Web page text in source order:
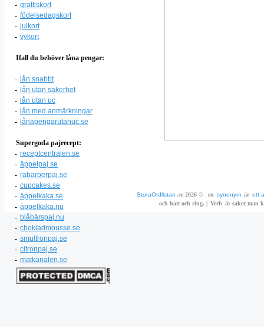
- grattiskort
- födelsedagskort
- julkort
- vykort
Ifall du behöver låna pengar:
- lån snabbt
- lån utan säkerhet
- lån utan uc
- lån med anmärkningar
- lånapengarutanuc.se
Supergoda pajrecept:
- receptcentralen.se
- äppelpaj.se
- rabarberpaj.se
- cupcakes.se
- äppelkaka.se
- äppelkaka.nu
- blåbärspaj.nu
- chokladmousse.se
- smultronpaj.se
- citronpaj.se
- matkanalen.se
StoraOrdlistan .se 2026 © - en synonym är ett
och hatt och ring. | Verb är saker man